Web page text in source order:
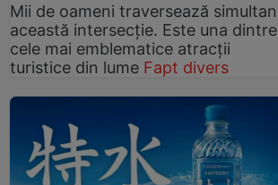
Mii de oameni traversează simultan
această intersecție. Este una dintre
cele mai emblematice atracții
turistice din lume Fapt divers